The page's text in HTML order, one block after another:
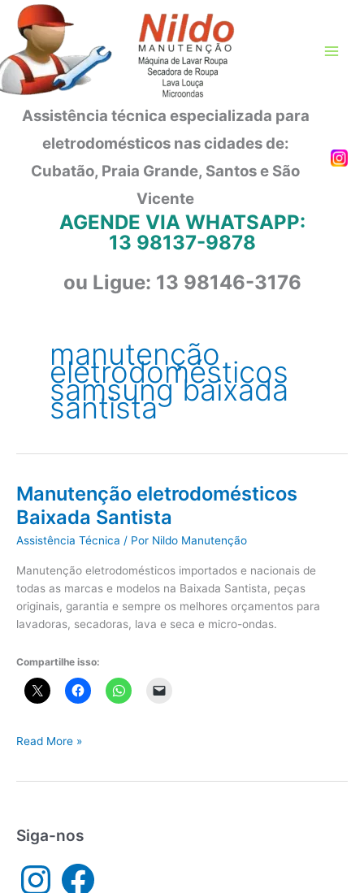
para
conteúdo
Assistência técnica especializada para
eletrodomésticos nas cidades de:
Cubatão, Praia Grande, Santos e São
Vicente
AGENDE VIA WHATSAPP:
13 98137-9878
ou Ligue: 13 98146-3176
manutenção
eletrodomésticos
samsung baixada
santista
Manutenção eletrodomésticos
Baixada Santista
Assistência Técnica / Por Nildo Manutenção
Manutenção eletrodomésticos importados e nacionais de
todas as marcas e modelos na Baixada Santista, peças
originais, garantia e sempre os melhores orçamentos para
lavadoras, secadoras, lava e seca e micro-ondas.
Compartilhe isso:
Manutenção
Read More »
Siga-nos
n
a
c